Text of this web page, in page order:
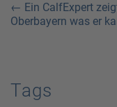
← Ein CalfExpert
Oberbayern was er
Tags